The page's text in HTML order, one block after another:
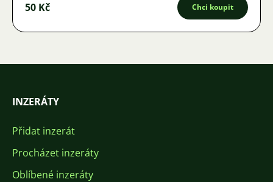
50 Kč Chci koupit
INZERÁTY
Přidat inzerát
Procházet inzeráty
Oblíbené inzeráty